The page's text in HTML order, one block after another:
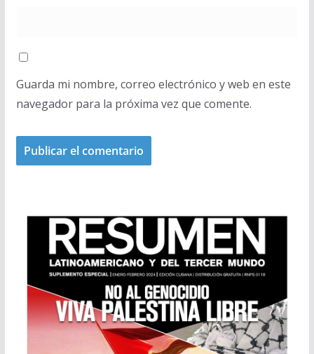
Guarda mi nombre, correo electrónico y web en este
navegador para la próxima vez que comente.